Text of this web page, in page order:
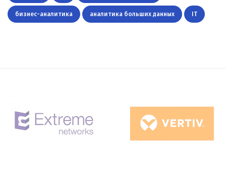
бизнес-аналитика аналитика больших данных IT